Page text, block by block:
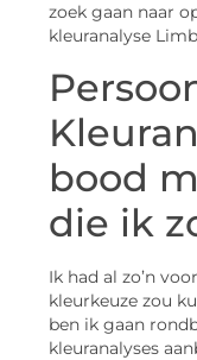
zoek gaan naar
kleuranalyse
bood
die ik
Ik had al zo’n
kleurkeuze zou
ben ik gaan
kleuranalyses